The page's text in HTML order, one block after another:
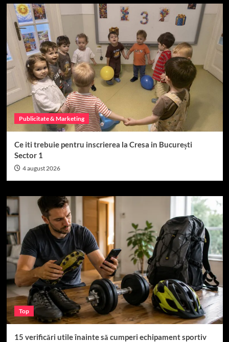
Publicitate & Marketing
Ce iti trebuie pentru inscrierea la Cresa in București
Sector 1
4 august 2026
Top
15 verificări utile înainte să cumperi echipament sportiv